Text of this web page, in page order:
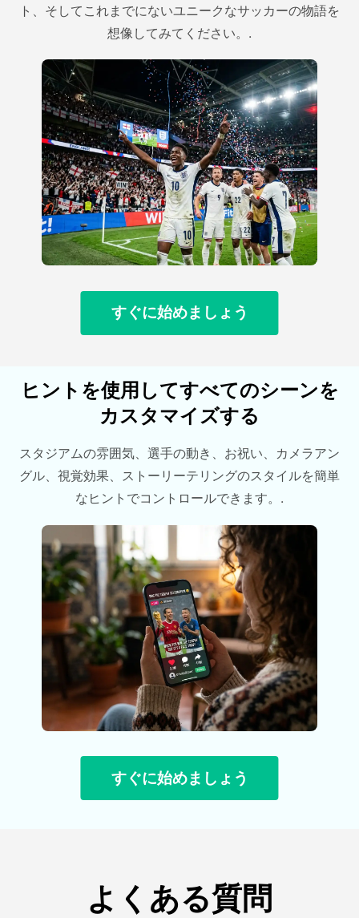
ト、そしてこれまでにないユニークなサッカーの物語を
想像してみてください。.
すぐに始めましょう
ヒントを使用してすべてのシーンを
カスタマイズする
スタジアムの雰囲気、選手の動き、お祝い、カメラアン
グル、視覚効果、ストーリーテリングのスタイルを簡単
なヒントでコントロールできます。.
すぐに始めましょう
よくある質問